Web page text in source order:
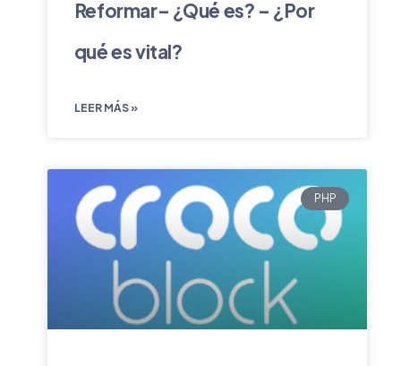
Reformar– ¿Qué es? – ¿Por
qué es vital?
LEER MÁS »
PHP